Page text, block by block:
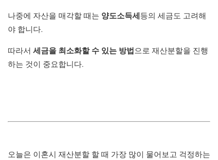
나중에 자산을 매각할 때는 양도소득세등의 세금도 고려해
야 합니다.
따라서 세금을 최소화할 수 있는 방법으로 재산분할을 진행
하는 것이 중요합니다.
오늘은 이혼시 재산분할 할 때 가장 많이 물어보고 걱정하는